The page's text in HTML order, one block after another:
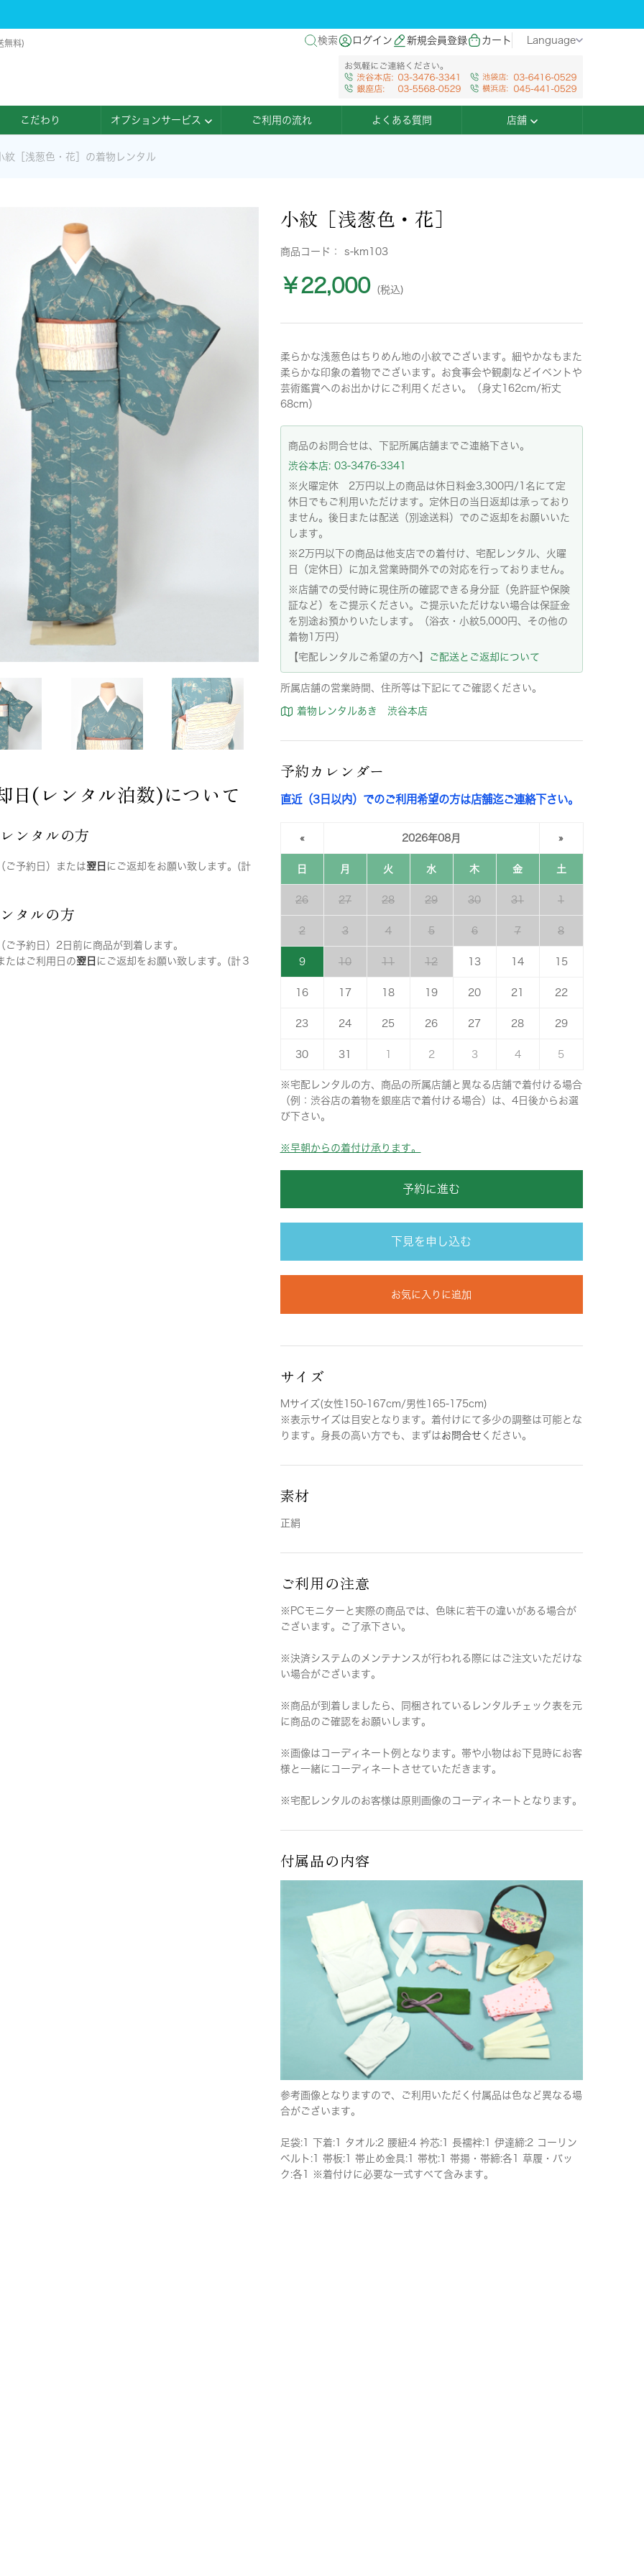
無料) 検索 ログイン 新規会員登録 カート Language
こだわり オプションサービス ご利用の流れ よくある質問 店舗
紋［浅葱色・花］の着物レンタル
日(レンタル泊数)について
ンタルの方
ご予約日）または翌日 にご返却をお願い致します。(計
タルの方
ご予約日）2日前に商品が到着します。
たはご利用日の翌日 にご返却をお願い致します。(計３
小紋［浅葱色・花］
商品コード： s-km103
￥22,000 (税込)
柔らかな浅葱色はちりめん地の小紋でございます。細やかなもまた
柔らかな印象の着物でございます。お食事会や観劇などイベントや
芸術鑑賞へのお出かけにご利用ください。（身丈162cm/裄丈
68cm）
商品のお問合せは、下記所属店舗までご連絡下さい。
渋谷本店: 03-3476-3341
※火曜定休 2万円以上の商品は休日料金3,300円/1名にて定
休日でもご利用いただけます。定休日の当日返却は承っており
ません。後日または配送（別途送料）でのご返却をお願いいた
します。
※2万円以下の商品は他支店での着付け、宅配レンタル、火曜
日（定休日）に加え営業時間外での対応を行っておりません。
※店舗での受付時に現住所の確認できる身分証（免許証や保険
証など）をご提示ください。ご提示いただけない場合は保証金
を別途お預かりいたします。（浴衣・小紋5,000円、その他の
着物1万円）
【宅配レンタルご希望の方へ】
ご配送とご返却について
所属店舗の営業時間、住所等は下記にてご確認ください。
着物レンタルあき 渋谷本店
予約カレンダー
直近（3日以内）でのご利用希望の方は店舗迄ご連絡下さい。
« 2026年08月 »
日 月 火 水 木 金 土
26 27 28 29 30 31 1
2 3 4 5 6 7 8
9 10 11 12 13 14 15
16 17 18 19 20 21 22
23 24 25 26 27 28 29
30 31 2 3 4 5
※宅配レンタルの方、商品の所属店舗と異なる店舗で着付ける場合
（例：渋谷店の着物を銀座店で着付ける場合）は、4日後からお選
び下さい。
※早朝からの着付け承ります。
予約に進む
下見を申し込む
お気に入りに追加
サイズ
Mサイズ(女性150-167cm/男性165-175cm)
※表示サイズは目安となります。着付けにて多少の調整は可能とな
ります。身長の高い方でも、まずはお問合せ ください。
素材
正絹
ご利用の注意
※PCモニターと実際の商品では、色味に若干の違いがある場合が
ございます。ご了承下さい。
※決済システムのメンテナンスが行われる際にはご注文いただけな
い場合がございます。
※商品が到着しましたら、同梱されているレンタルチェック表を元
に商品のご確認をお願いします。
※画像はコーディネート例となります。帯や小物はお下見時にお客
様と一緒にコーディネートさせていただきます。
※宅配レンタルのお客様は原則画像のコーディネートとなります。
付属品の内容
参考画像となりますので、ご利用いただく付属品は色など異なる場
合がございます。
足袋:1 下着:1 タオル:2 腰紐:4 衿芯:1 長襦袢:1 伊達締:2 コーリン
ベルト:1 帯板:1 帯止め金具:1 帯枕:1 帯揚・帯締:各1 草履・バッ
ク:各1 ※着付けに必要な一式すべて含みます。